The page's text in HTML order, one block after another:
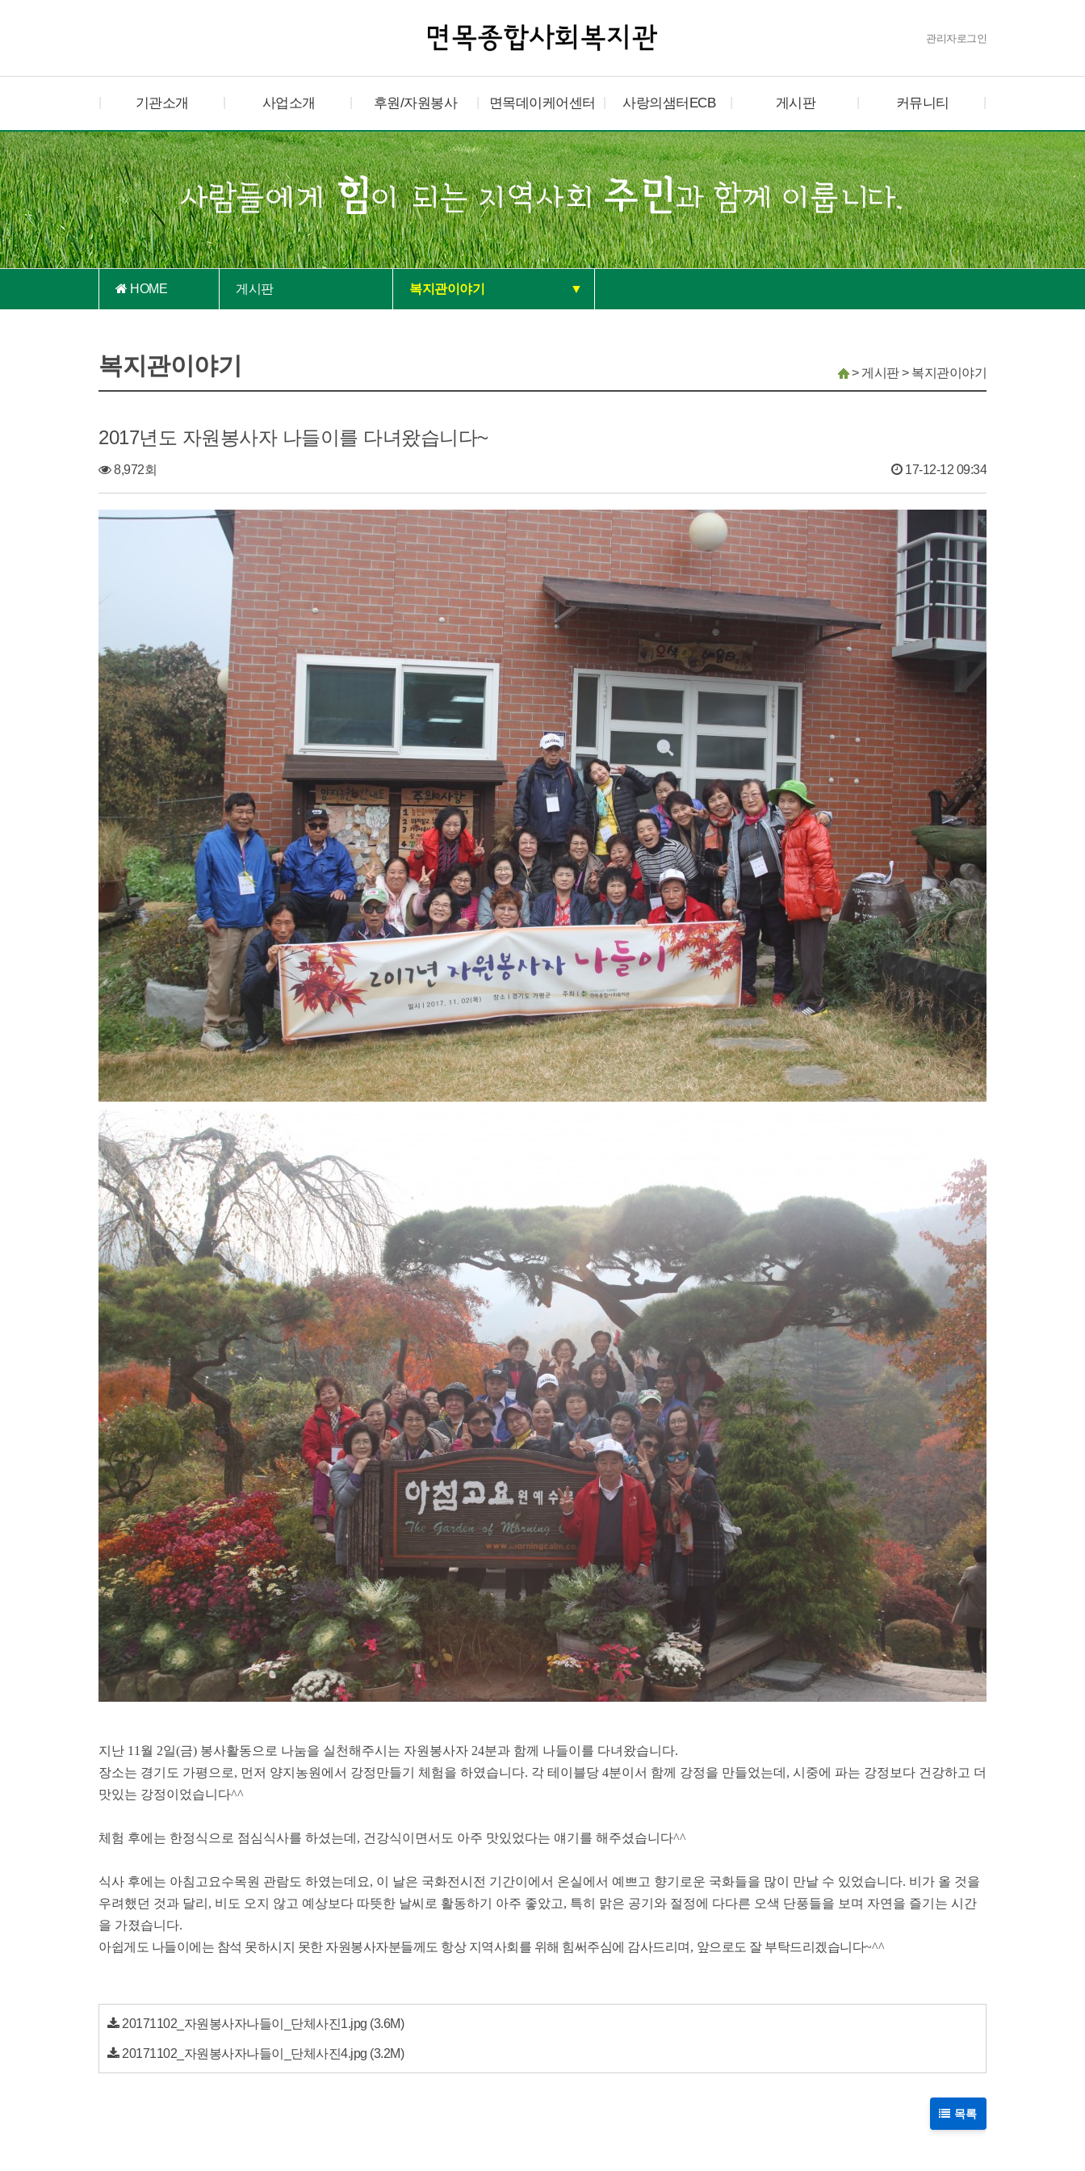
관리자로그인
기관소개 사업소개 후원/자원봉사 면목데이케어센터 사랑의샘터ECB 게시판 커뮤니티
HOME 게시판 복지관이야기 ▼
카드뉴스
자료실
복지관이야기 > 게시판> 복지관이야기
2017년도 자원봉사자 나들이를 다녀왔습니다~
8,972회 17-12-12 09:34
지난 11 월 2일(금) 봉사활동으로 나눔을 실천해주시는 자원봉사자 24분과 함께 나들이를 다녀왔습니다.
장소는 경기도 가평으로, 먼저 양지농원에서 강정만들기 체험을 하였습니다. 각 테이블당 4분이서 함께 강정을 만들었는데 , 시중에 파는 강정보다 건강하고 더
맛있는 강정이었습니다^^
체험 후에는 한정식으로 점심식사를 하셨는데 , 건강식이면서도 아주 맛있었다는 얘기를 해주셨습니다^^
식사 후에는 아침고요수목원 관람도 하였는데요, 이 날은 국화전시전 기간이에서 온실에서 예쁘고 향기로운 국화들을 많이 만날 수 있었습니다. 비가 올 것을
우려했던 것과 달리 , 비도 오지 않고 예상보다 따뜻한 날씨로 활동하기 아주 좋았고, 특히 맑은 공기와 절정에 다다른 오색 단풍들을 보며 자연을 즐기는 시간
을 가졌습니다.
아쉽게도 나들이에는 참석 못하시지 못한 자원봉사자분들께도 항상 지역사회를 위해 힘써주심에 감사드리며 , 앞으로도 잘 부탁드리겠습니다~^^
20171102_자원봉사자나들이_단체사진1.jpg (3.6M)
20171102_자원봉사자나들이_단체사진4.jpg (3.2M)
목록